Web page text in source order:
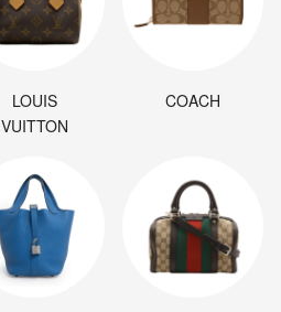
LOUIS
VUITTON
COACH